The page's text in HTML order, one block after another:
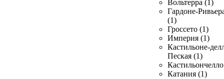
Вольтерра (1)
Гардоне-
(1)
Гроссето (1)
Империя (1)
Кастильоне-
Пеская (1)
Катания (1)